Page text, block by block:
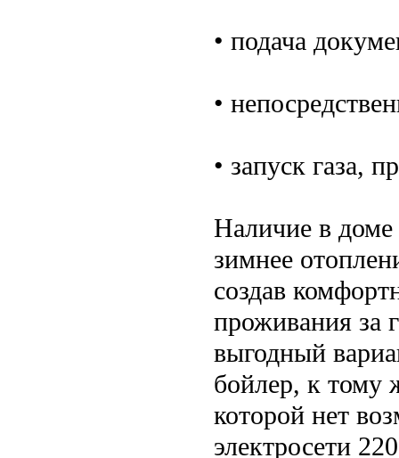
• подача
•
• запуск газа,
Наличие в доме
зимнее
создав
проживания за
выгодный
бойлер, к тому
которой нет
электросети